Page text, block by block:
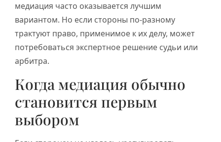
медиация часто оказывается лучшим
вариантом. Но если стороны по-разному
трактуют право, применимое к их делу, может
потребоваться экспертное решение судьи или
арбитра.
Когда медиация обычно
становится первым
выбором